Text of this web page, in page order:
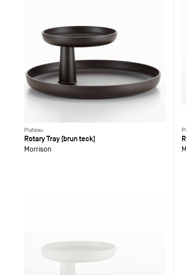
Plateau
Rotary Tray (brun teck)
Morrison